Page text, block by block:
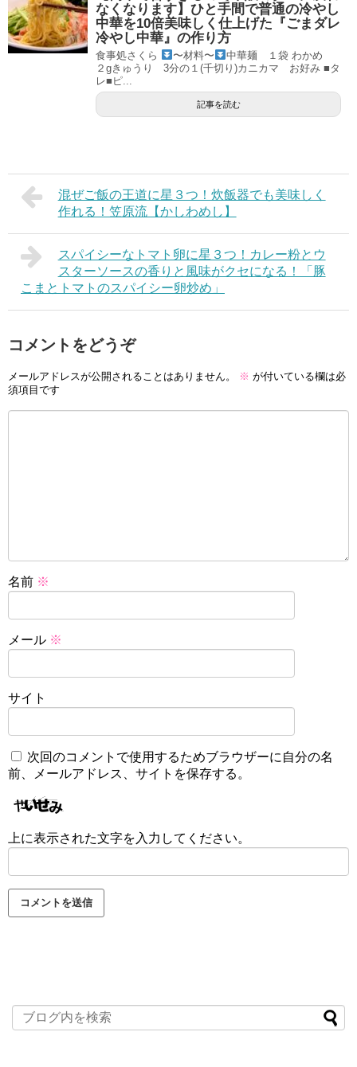
なくなります】ひと手間で普通の冷やし
中華を10倍美味しく仕上げた『ごまダレ
冷やし中華』の作り方
食事処さくら 〜材料〜
中華麺 １袋 わかめ
２gきゅうり 3分の１(千切り)カニカマ お好み ■タ
レ■ピ...
記事を読む
混ぜご飯の王道に星３つ！炊飯器でも美味しく
作れる！笠原流【かしわめし】
スパイシーなトマト卵に星３つ！カレー粉とウ
スターソースの香りと風味がクセになる！「豚
こまとトマトのスパイシー卵炒め」
コメントをどうぞ
メールアドレスが公開されることはありません。 ※ が付いている欄は必
須項目です
名前 ※
メール ※
サイト
次回のコメントで使用するためブラウザーに自分の名
前、メールアドレス、サイトを保存する。
上に表示された文字を入力してください。